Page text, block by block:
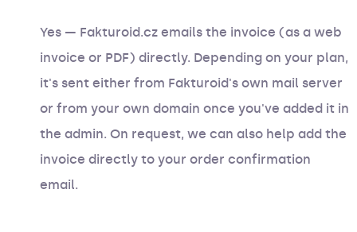
Yes — Fakturoid.cz emails the invoice (as a web
invoice or PDF) directly. Depending on your plan,
it's sent either from Fakturoid's own mail server
or from your own domain once you've added it in
the admin. On request, we can also help add the
invoice directly to your order confirmation
email.